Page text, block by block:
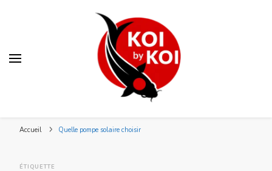
Accueil Quelle pompe solaire choisir
ÉTIQUETTE